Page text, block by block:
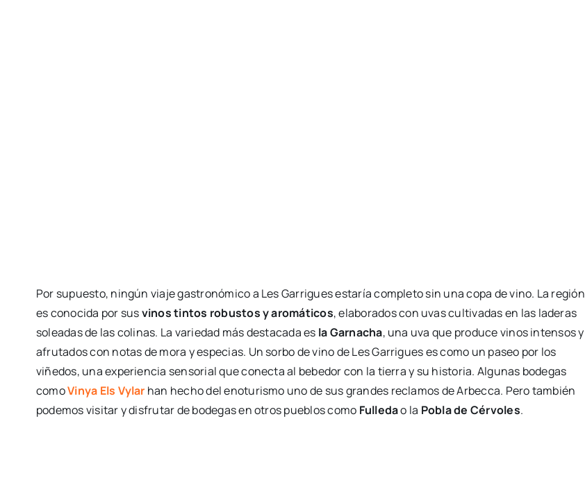
Por supuesto, ningún viaje gastronómico a Les Garrigues estaría completo sin una copa de vino. La región
es conocida por susvinos tintos robustos y aromáticos, elaborados con uvas cultivadas en las laderas
soleadas de las colinas. La variedad más destacada es la Garnacha, una uva que produce vinos intensos y
afrutados con notas de mora y especias. Un sorbo de vino de Les Garrigues es como un paseo por los
viñedos, una experiencia sensorial que conecta al bebedor con la tierra y su historia. Algunas bodegas
comoVinya Els Vylar han hecho del enoturismo uno de sus grandes reclamos de Arbecca. Pero también
podemos visitar y disfrutar de bodegas en otros pueblos como Fulledao la Pobla de Cérvoles.